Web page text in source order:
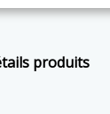
produits